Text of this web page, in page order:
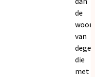
de
van
die
met